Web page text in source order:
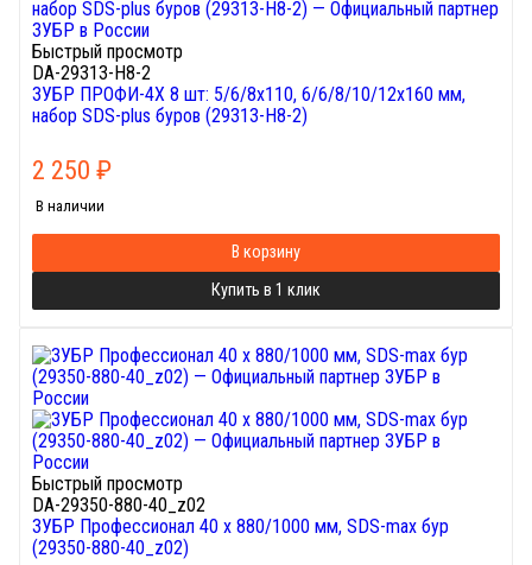
Быстрый просмотр
DA-29313-H8-2
ЗУБР ПРОФИ-4Х 8 шт: 5/6/8х110, 6/6/8/10/12х160 мм,
набор SDS-plus буров (29313-H8-2)
2 250 ₽
В наличии
В корзину
Купить в 1 клик
Быстрый просмотр
DA-29350-880-40_z02
ЗУБР Профессионал 40 x 880/1000 мм, SDS-max бур
(29350-880-40_z02)